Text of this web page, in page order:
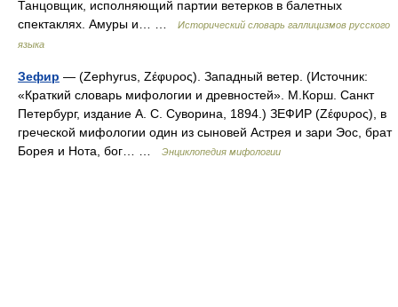
Танцовщик, исполняющий партии ветерков в балетных
спектаклях. Амуры и… …
Исторический словарь галлицизмов русского
языка
Зефир — (Zephyrus, Ζέφυρος). Западный ветер. (Источник:
«Краткий словарь мифологии и древностей». М.Корш. Санкт
Петербург, издание А. С. Суворина, 1894.) ЗЕФИР (Ζέφυρος), в
греческой мифологии один из сыновей Астрея и зари Эос, брат
Борея и Нота, бог… …
Энциклопедия мифологии